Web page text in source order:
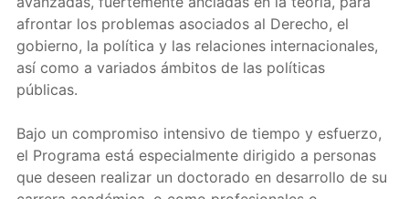
afrontar los problemas asociados al Derecho, el
gobierno, la política y las relaciones internacionales,
así como a variados ámbitos de las políticas
públicas.
Bajo un compromiso intensivo de tiempo y esfuerzo,
el Programa está especialmente dirigido a personas
que deseen realizar un doctorado en desarrollo de su